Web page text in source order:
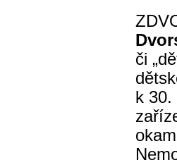
či
k